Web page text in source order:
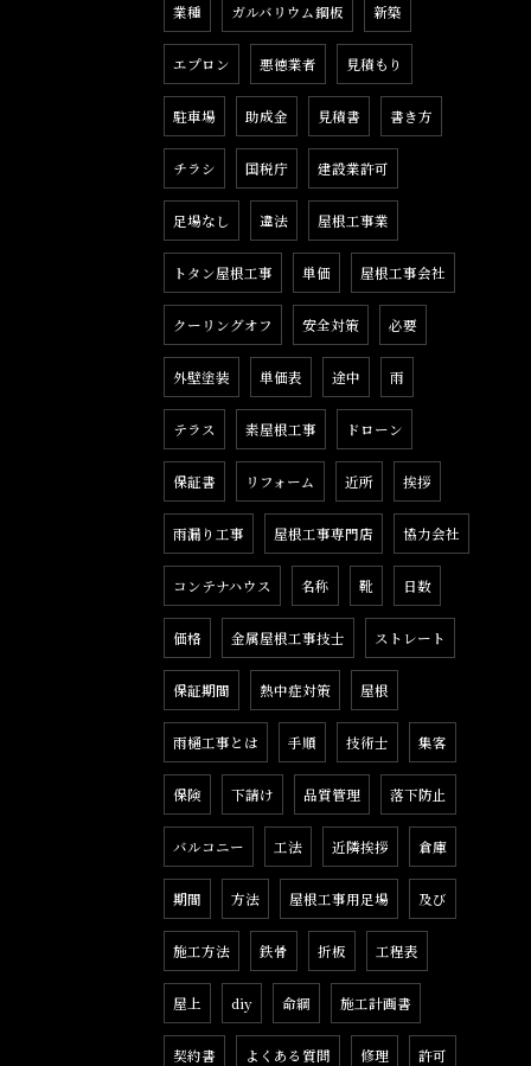
業種 ガルバリウム鋼板 新築
エプロン 悪徳業者 見積もり
駐車場 助成金 見積書 書き方
チラシ 国税庁 建設業許可
足場なし 違法 屋根工事業
トタン屋根工事 単価 屋根工事会社
クーリングオフ 安全対策 必要
外壁塗装 単価表 途中 雨
テラス 素屋根工事 ドローン
保証書 リフォーム 近所 挨拶
雨漏り工事 屋根工事専門店 協力会社
コンテナハウス 名称 靴 日数
価格 金属屋根工事技士 ストレート
保証期間 熱中症対策 屋根
雨樋工事とは 手順 技術士 集客
保険 下請け 品質管理 落下防止
バルコニー 工法 近隣挨拶 倉庫
期間 方法 屋根工事用足場 及び
施工方法 鉄骨 折板 工程表
屋上 diy 命綱 施工計画書
契約書 よくある質問 修理 許可